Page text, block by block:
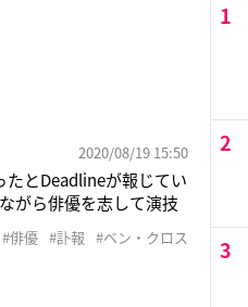
2020/08/19 15:50
たとDeadlineが報じてい
がら俳優を志して演技
、その年の演技部門の
#俳優 #訃報 #ベン・クロス